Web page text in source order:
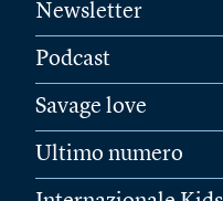
Newsletter
Podcast
Savage love
Ultimo numero